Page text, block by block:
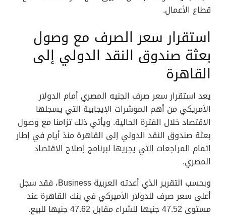
قطاع الأعمال.
استقرار سعر الصرف مع وصول
بعثة صندوق النقد الدولي إلى
القاهرة
يعد استقرار سعر صرف الجنيه المصري أمام الدولار
الأمريكي من أهم المؤشرات الإيجابية التي يسجلها
الاقتصاد خلال الفترة الحالية. ويأتي ذلك تزامنا مع وصول
بعثة صندوق النقد الدولي إلى القاهرة منذ أيام في إطار
إتمام المراجعات التي يجريها لبرنامج إصلاح الاقتصاد
المصري.
وبحسب التقرير الذي أعدته العربية Business، فقد سجل
أعلى سعر صرف للدولار الأميركي في بنك القاهرة عند
مستوى 47.52 جنيها للشراء مقابل 47.62 جنيها للبيع.